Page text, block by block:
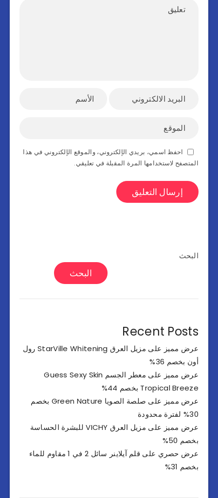
احفظ اسمي، بريدي الإلكتروني، والموقع الإلكتروني في هذا
المتصفح لاستخدامها المرة المقبلة في تعليقي.
البحث
البحث
Recent Posts
عرض مميز على مزيل العرق StarVille Whitening رول
أون بخصم 36%
عرض مميز على معطر الجسم Guess Sexy Skin
Tropical Breeze بخصم 44%
عرض مميز على صلصة الصويا Green Nature بخصم
30% لفترة محدودة
عرض مميز على مزيل العرق VICHY للبشرة الحساسة
بخصم 50%
عرض حصري على قلم آيلاينر سائل 2 في 1 مقاوم للماء
بخصم 31%